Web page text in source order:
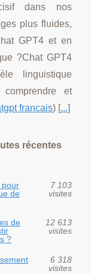
dans nos
plus fluides,
GPT4 et en
?Chat GPT4
linguistique
et
francais) [...]
récentes
pour
de
7 103
visites
de
?
12 613
visites
6 318
visites